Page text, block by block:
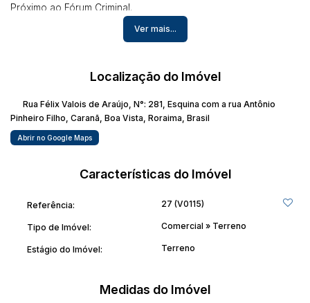
Próximo ao Fórum Criminal.
Para mais informações, entrar em contato com Alexandre
Ver mais...
Localização do Imóvel
Rua Félix Valois de Araújo N°: 281 Esquina com a rua Antônio
Pinheiro Filho Caranã Boa Vista Roraima Brasil
Abrir no Google Maps
Características do Imóvel
Referência: 27 (V0115)
Tipo de Imóvel: Comercial » Terreno
Estágio do Imóvel: Terreno
Medidas do Imóvel